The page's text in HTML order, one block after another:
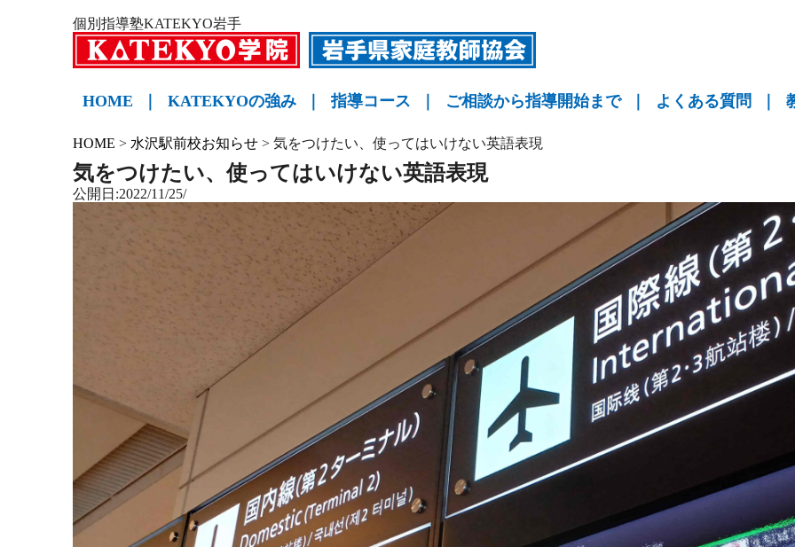
個別指導塾KATEKYO岩手
HOME KATEKYOの強み 指導コース
小学生指導
中学生指導
高校生指導
KATEKYO予備校
ご相談から指導開始まで よくある質問
HOME > 水沢駅前校お知らせ > 気をつけたい、使ってはいけない英語表現
気をつけたい、使ってはいけない英語表現
公開日:2022/11/25/